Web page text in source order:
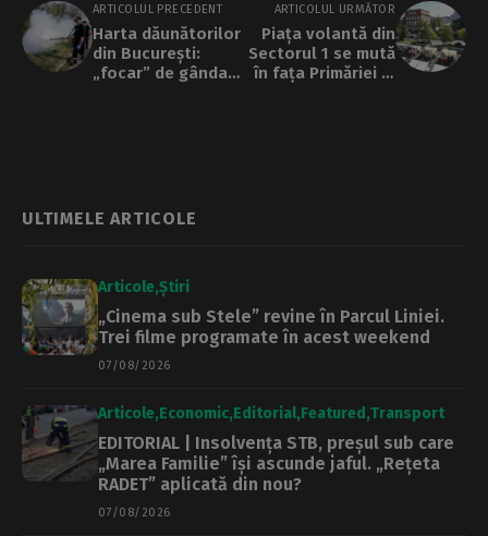
ARTICOLUL PRECEDENT
Harta dăunătorilor
din București:
„focar” de gândaci
ARTICOLUL URMĂTOR
Piața volantă din
Sectorul 1 se mută
în fața Primăriei în
ULTIMELE ARTICOLE
Articole Știri
„Cinema sub Stele” revine în Parcul Liniei.
Trei filme programate în acest weekend
07/08/2026
Articole Economic Editorial Featured Transport
EDITORIAL | Insolvența STB, preșul sub care
„Marea Familie” își ascunde jaful. „Rețeta
RADET” aplicată din nou?
07/08/2026